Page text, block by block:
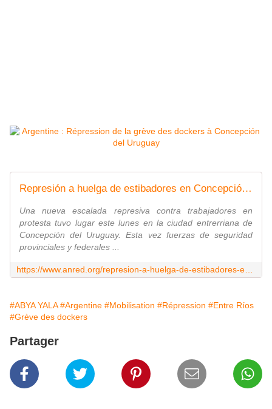
Represión a huelga de estibadores en Concepción del Uruguay | ANRed
Una nueva escalada represiva contra trabajadores en
protesta tuvo lugar este lunes en la ciudad entrerriana de
Concepción del Uruguay. Esta vez fuerzas de seguridad
provinciales y federales ...
#ABYA YALA #Argentine #Mobilisation #Répression #Entre Ríos
#Grève des dockers
Partager